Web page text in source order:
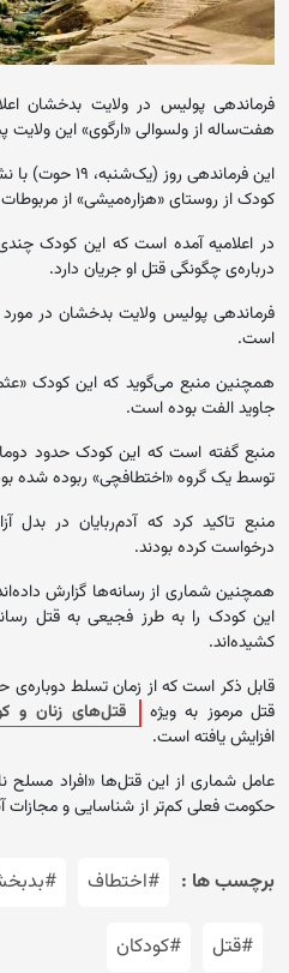
فرماندهی پولیس در ولایت بدخشان
هفت‌ساله از ولسوالی «ارگوی»‌ این
این فرماندهی
کودک از روستای «هزاره‌میشی» از
در اعلامیه آمده است که این کودک
درباره‌ی چگونگی قتل او جریان دارد.
فرماندهی پولیس ولایت بدخشان در
است.
همچنین منبع می‌گوید که این کودک
جاوید الفت بوده است.
منبع گفته است که این کودک حدود
توسط یک گروه «اختطافچی» ربوده شده
منبع تاکید کرد که آدم‌ربایان در بدل
درخواست کرده بودند.
همچنین شماری از رسانه‌ها گزارش
این کودک را به طرز فجیعی به قتل
کشیده‌اند.
قابل ذکر است که از زمان تسلط دوباره‌ی
قتل مرموز به ویژه
قتل‌های زنان و
افزایش یافته است.
عامل شماری از این قتل‌ها «افراد
حکومت فعلی کم‌تر از شناسایی و مجازات
برچسب ها : #اختطاف
#قتل #کودکان